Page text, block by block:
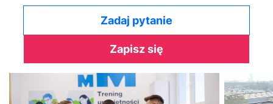
Zadaj pytanie
Zapisz się